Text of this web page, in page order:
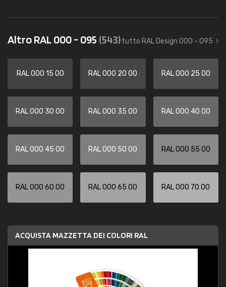
Altro RAL 000 - 095 (543)tutto RAL Design 000 - 095
RAL 000 15 00 RAL 000 20 00 RAL 000 25 00
RAL 000 30 00 RAL 000 35 00 RAL 000 40 00
RAL 000 45 00 RAL 000 50 00 RAL 000 55 00
RAL 000 60 00 RAL 000 65 00 RAL 000 70 00
ACQUISTA MAZZETTA DEI COLORI RAL